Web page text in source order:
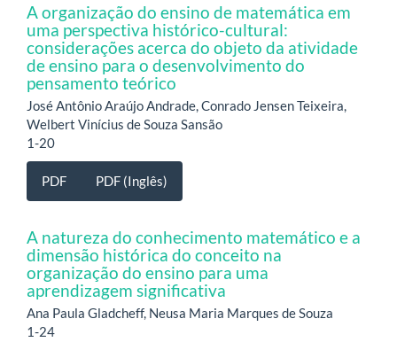
A organização do ensino de matemática em
uma perspectiva histórico-cultural:
considerações acerca do objeto da atividade
de ensino para o desenvolvimento do
pensamento teórico
José Antônio Araújo Andrade, Conrado Jensen Teixeira,
Welbert Vinícius de Souza Sansão
1-20
PDF PDF (Inglês)
A natureza do conhecimento matemático e a
dimensão histórica do conceito na
organização do ensino para uma
aprendizagem significativa
Ana Paula Gladcheff, Neusa Maria Marques de Souza
1-24